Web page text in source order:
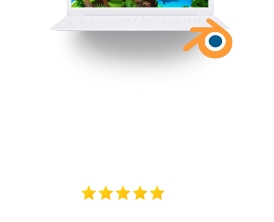
Создание раннера T-Rex